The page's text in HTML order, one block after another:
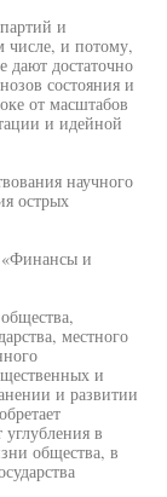
и
числе, и потому,
дают достаточно
состояния и
от масштабов
и идейной
научного
острых
и
местного
и
и развитии
в
общества, в